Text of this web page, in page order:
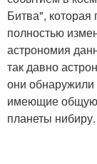
Битва",
полностью
астрономия
так давно
они обнаружили
имеющие общую
планеты нибиру.